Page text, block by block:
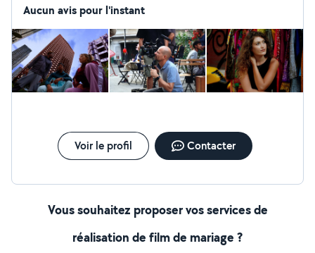
Transformer vos vidéos en œuvre cinématographique
Aucun avis pour l'instant
Voir le profil Contacter
Vous souhaitez proposer vos services de
réalisation de film de mariage ?